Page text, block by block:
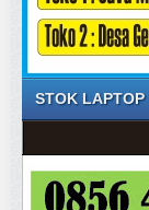
STOK LAPTOP